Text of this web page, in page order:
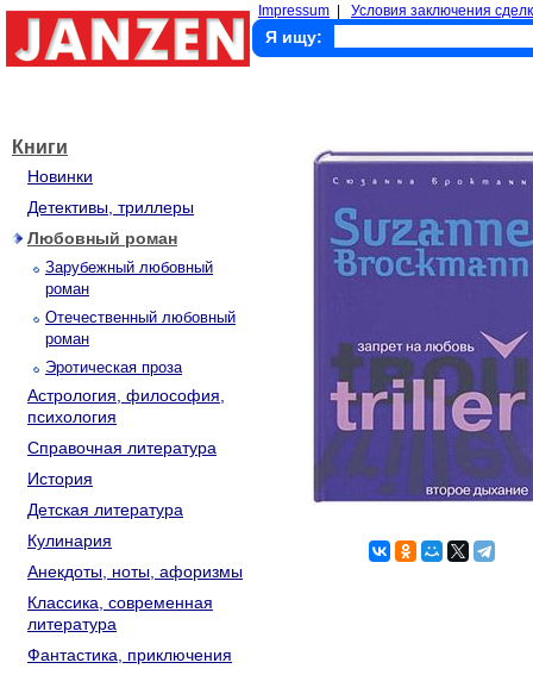
Impressum Условия заключения
Я ищу:
Книги
Новинки
Детективы, триллеры
Любовный роман
Зарубежный любовный
роман
Отечественный любовный
роман
Эротическая проза
Астрология, философия,
психология
Справочная литература
История
Детская литература
Кулинария
Анекдоты, ноты, афоризмы
Классика, современная
литература
Фантастика, приключения